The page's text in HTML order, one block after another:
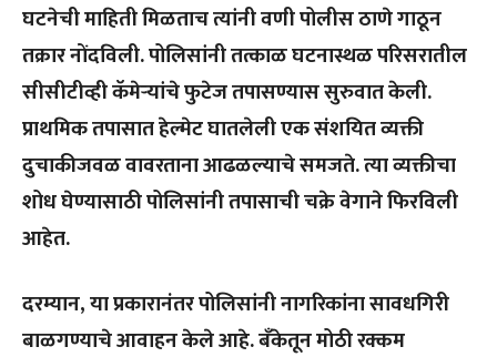
घटनेची माहिती मिळताच त्यांनी वणी पोलीस ठाणे गाठून
तक्रार नोंदविली. पोलिसांनी तत्काळ घटनास्थळ परिसरातील
सीसीटीव्ही कॅमेऱ्यांचे फुटेज तपासण्यास सुरुवात केली.
प्राथमिक तपासात हेल्मेट घातलेली एक संशयित व्यक्ती
दुचाकीजवळ वावरताना आढळल्याचे समजते. त्या व्यक्तीचा
शोध घेण्यासाठी पोलिसांनी तपासाची चक्रे वेगाने फिरविली
आहेत.
दरम्यान, या प्रकारानंतर पोलिसांनी नागरिकांना सावधगिरी
बाळगण्याचे आवाहन केले आहे. बँकेतून मोठी रक्कम